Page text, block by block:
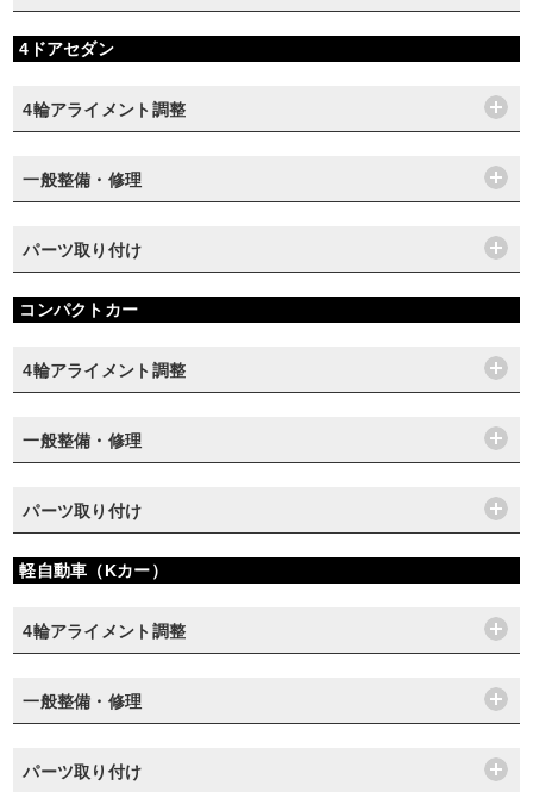
4ドアセダン
4輪アライメント調整
一般整備・修理
パーツ取り付け
コンパクトカー
4輪アライメント調整
一般整備・修理
パーツ取り付け
軽自動車（Kカー）
4輪アライメント調整
一般整備・修理
パーツ取り付け